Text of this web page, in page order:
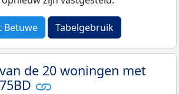
Betuwe Tabelgebruik
de 20 woningen met